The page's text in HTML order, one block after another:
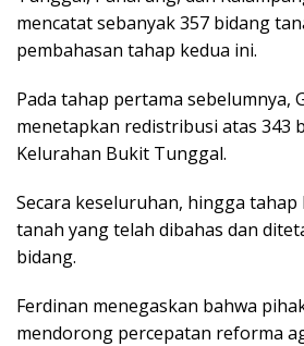
mencatat sebanyak 357 bidang
pembahasan tahap kedua ini.
Pada tahap pertama sebelumnya,
menetapkan redistribusi atas 343
Kelurahan Bukit Tunggal.
Secara keseluruhan, hingga
tanah yang telah dibahas dan
bidang.
Ferdinan menegaskan bahwa
mendorong percepatan reforma